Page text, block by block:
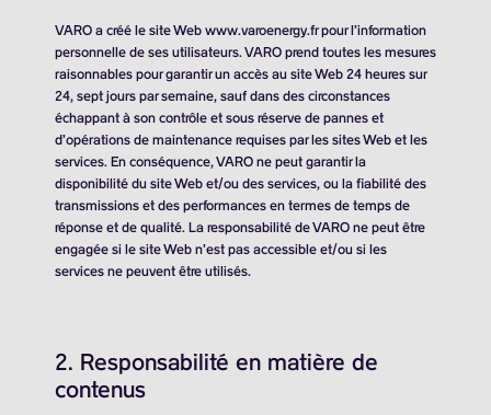
VARO a créé le site Web www.varoenergy.fr pour l’information
personnelle de ses utilisateurs. VARO prend toutes les mesures
raisonnables pour garantir un accès au site Web 24 heures sur
24, sept jours par semaine, sauf dans des circonstances
échappant à son contrôle et sous réserve de pannes et
d’opérations de maintenance requises par les sites Web et les
services. En conséquence, VARO ne peut garantir la
disponibilité du site Web et/ou des services, ou la fiabilité des
transmissions et des performances en termes de temps de
réponse et de qualité. La responsabilité de VARO ne peut être
engagée si le site Web n’est pas accessible et/ou si les
services ne peuvent être utilisés.
2. Responsabilité en matière de
contenus